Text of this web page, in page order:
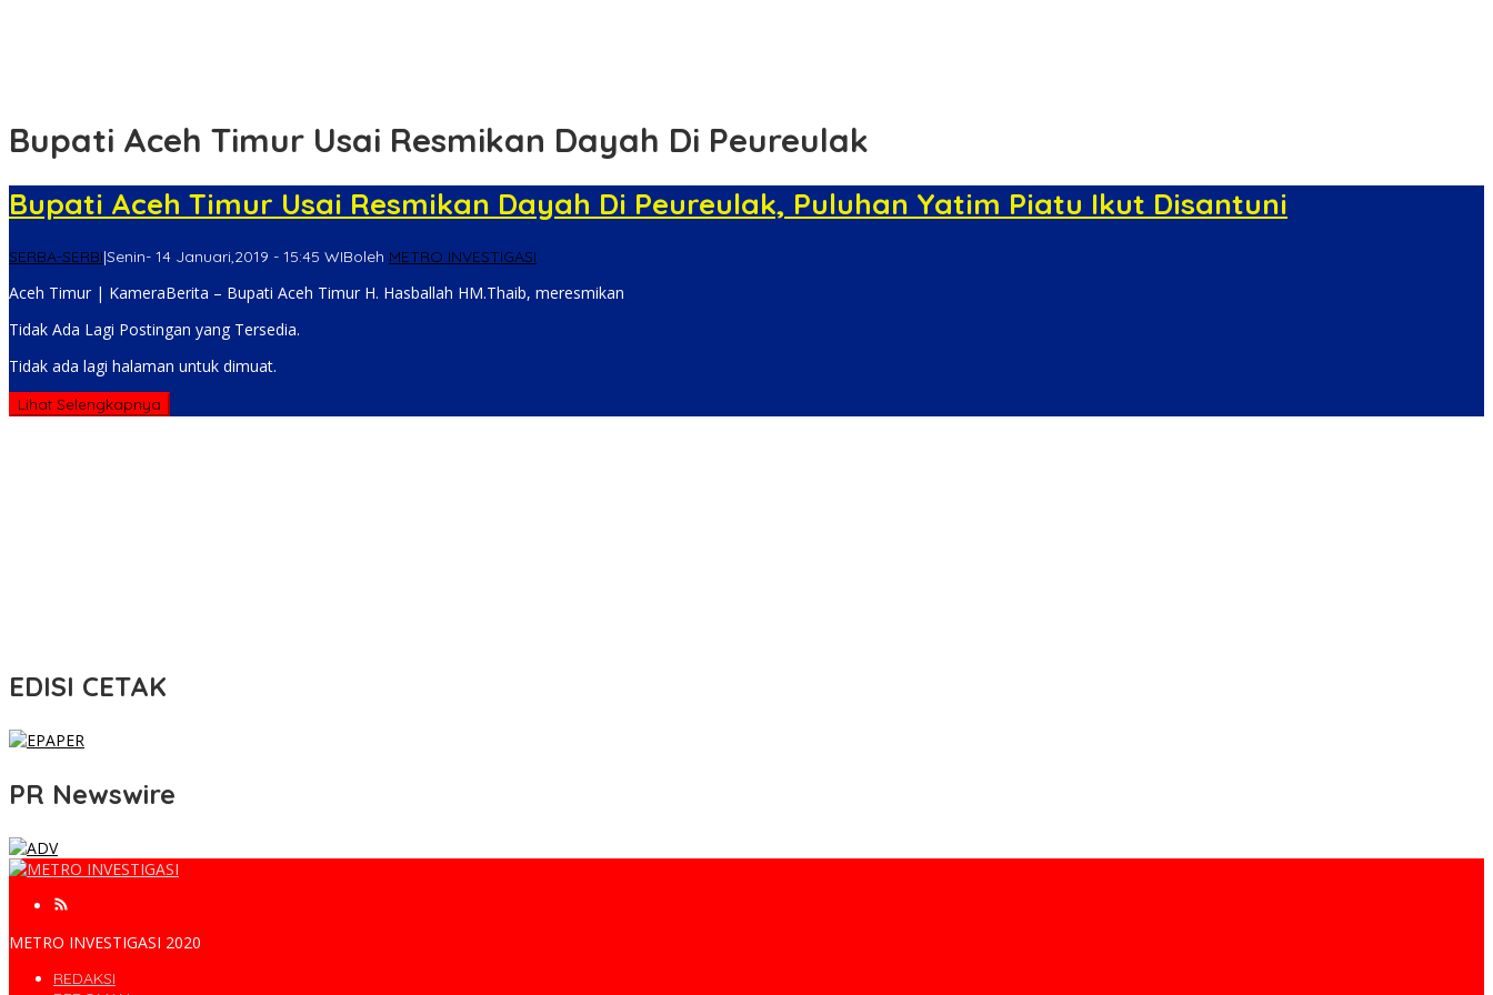
Bupati Aceh Timur Usai Resmikan Dayah Di Peureulak
Bupati Aceh Timur Usai Resmikan Dayah Di Peureulak, Puluhan Yatim Piatu Ikut Disantuni
SERBA-SERBI|Senin- 14 Januari,2019 - 15:45 WIBoleh METRO INVESTIGASI
Aceh Timur | KameraBerita – Bupati Aceh Timur H. Hasballah HM.Thaib, meresmikan
Tidak Ada Lagi Postingan yang Tersedia.
Tidak ada lagi halaman untuk dimuat.
Lihat Selengkapnya
EDISI CETAK
PR Newswire
METRO INVESTIGASI 2020
REDAKSI